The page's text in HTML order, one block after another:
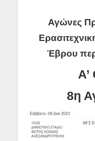
Αγώνες
Έβρου
8η